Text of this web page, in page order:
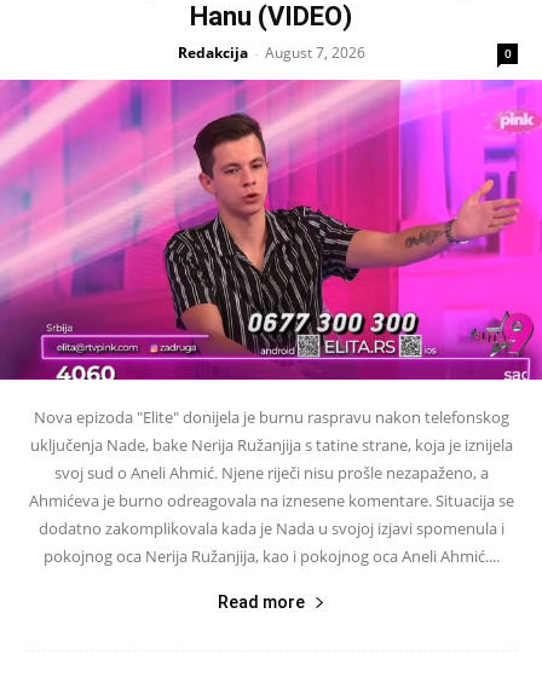
Hanu (VIDEO)
Redakcija - August 7, 2026 0
Nova epizoda "Elite" donijela je burnu raspravu nakon telefonskog
uključenja Nade, bake Nerija Ružanjija s tatine strane, koja je iznijela
svoj sud o Aneli Ahmić. Njene riječi nisu prošle nezapaženo, a
Ahmićeva je burno odreagovala na iznesene komentare. Situacija se
dodatno zakomplikovala kada je Nada u svojoj izjavi spomenula i
pokojnog oca Nerija Ružanjija, kao i pokojnog oca Aneli Ahmić....
Read more